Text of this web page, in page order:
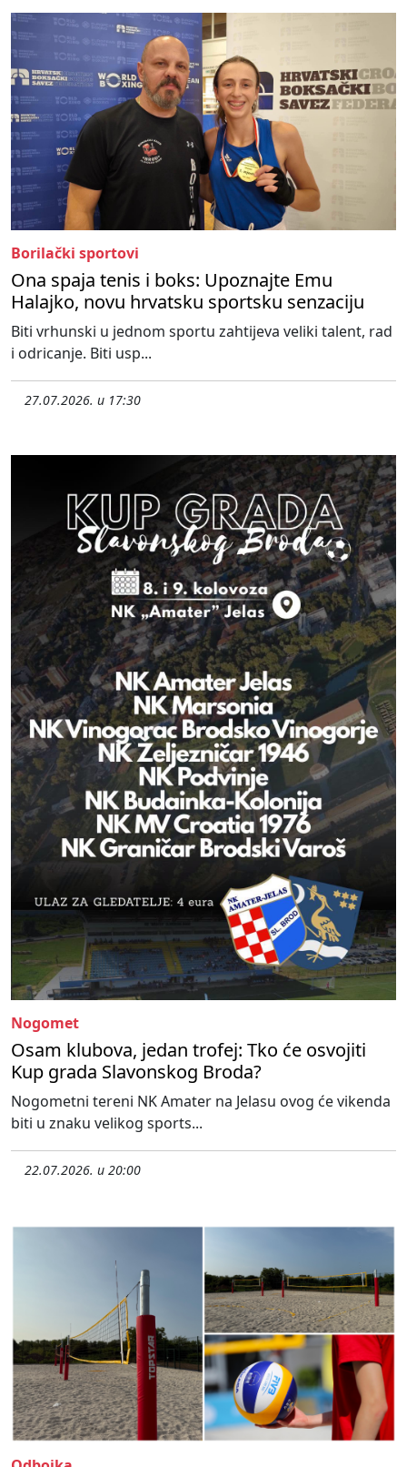
Borilački sportovi
Ona spaja tenis i boks: Upoznajte Emu
Halajko, novu hrvatsku sportsku senzaciju
Biti vrhunski u jednom sportu zahtijeva veliki talent, rad
i odricanje. Biti usp...
27.07.2026. u 17:30
Nogomet
Osam klubova, jedan trofej: Tko će osvojiti
Kup grada Slavonskog Broda?
Nogometni tereni NK Amater na Jelasu ovog će vikenda
biti u znaku velikog sports...
22.07.2026. u 20:00